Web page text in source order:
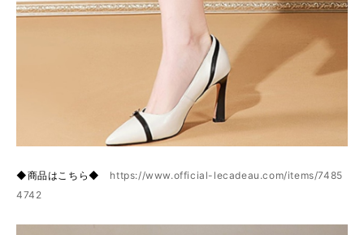
◆商品はこちら◆ https://www.official-lecadeau.com/items/7485
4742